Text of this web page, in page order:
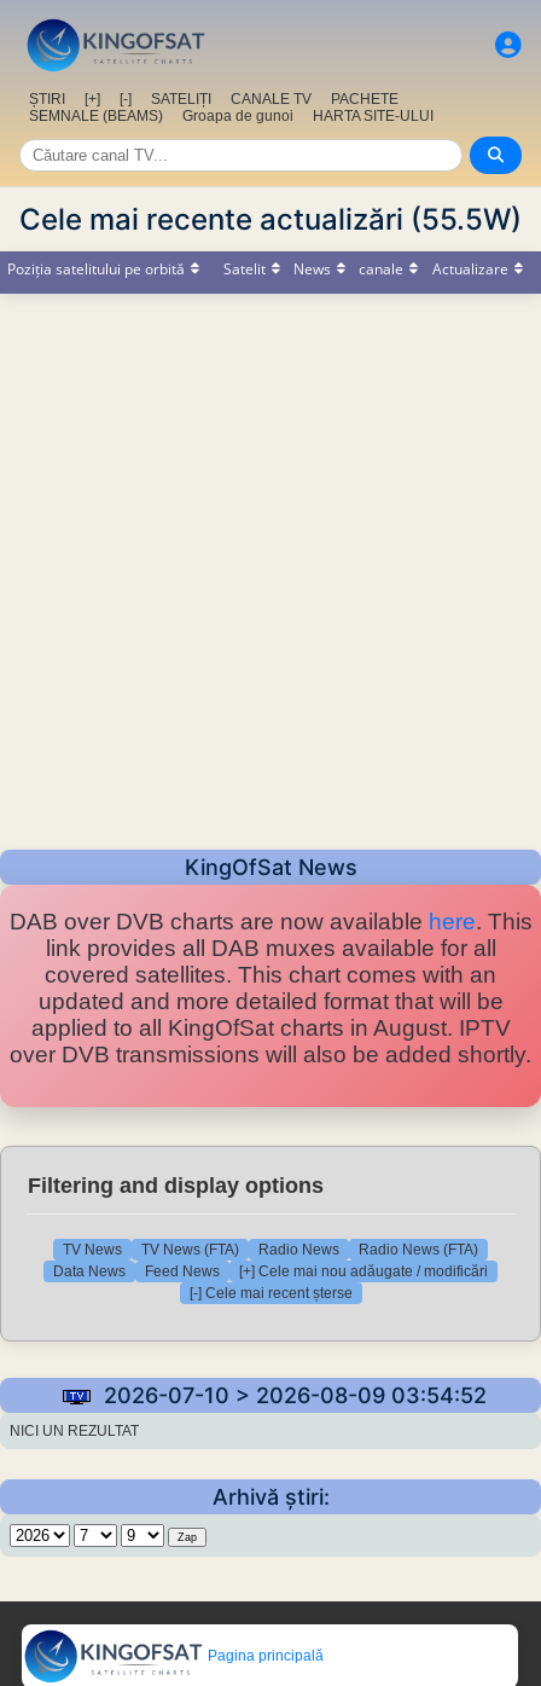
ȘTIRI [+] [-] SATELIȚI CANALE TV
PACHETE
SEMNALE (BEAMS)
Groapa de gunoi HARTA SITE-ULUI
Cele mai recente actualizări (55.5W)
Poziția satelitului pe orbită Satelit News canale Actualizare
KingOfSat News
DAB over DVB charts are now available here. This
link provides all DAB muxes available for all
covered satellites. This chart comes with an
updated and more detailed format that will be
applied to all KingOfSat charts in August. IPTV
over DVB transmissions will also be added shortly.
Filtering and display options
TV News TV News (FTA) Radio News
Radio News (FTA)
Data News
Feed News
[+] Cele mai nou adăugate / modificări
[-] Cele mai recent șterse
2026-07-10 > 2026-08-09 03:54:52
NICI UN REZULTAT
Arhivă știri:
Pagina principală